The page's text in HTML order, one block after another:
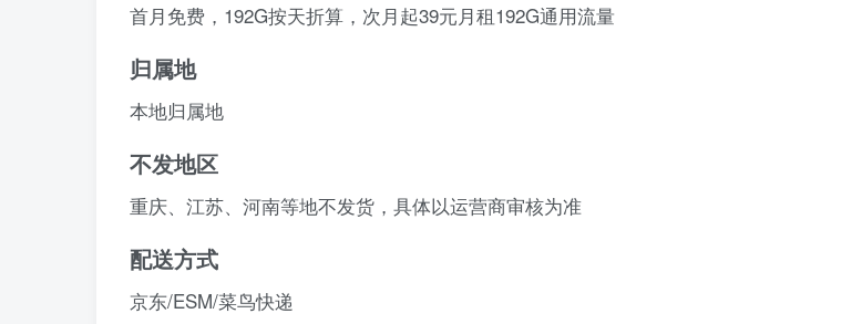
首月免费，192G按天折算，次月起39元月租192G通用流量
归属地
本地归属地
不发地区
重庆、江苏、河南等地不发货，具体以运营商审核为准
配送方式
京东/ESM/菜鸟快递